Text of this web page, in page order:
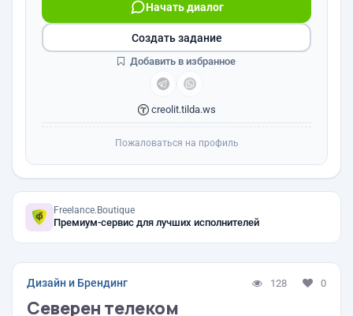
Начать диалог
creolit.tilda.ws
Создать задание
Добавить в избранное
Пожаловаться на профиль
Freelance.Boutique
Премиум-сервис для лучших исполнителей
Дизайн и Брендинг 128 0
Северен телеком